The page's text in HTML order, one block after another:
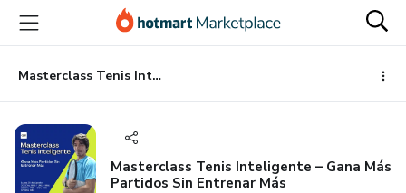
principal
página
de
página
Masterclass Tenis Inteligente – Gana Más Partidos Sin Entrenar Más
Masterclass Tenis Inteligente – Gana Más
Partidos Sin Entrenar Más